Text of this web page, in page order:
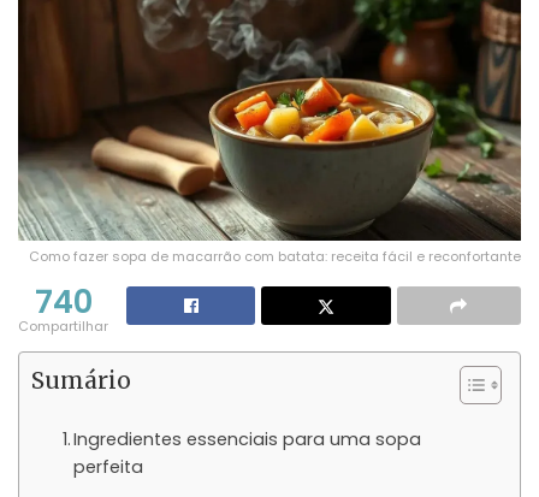
Como fazer sopa de macarrão com batata: receita fácil e reconfortante
740
Compartilhar
Sumário
Ingredientes essenciais para uma sopa
perfeita